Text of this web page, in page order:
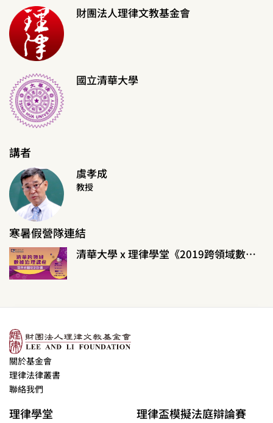
財團法人理律文教基金會
國立清華大學
講者
虞孝成
教授
寒暑假營隊連結
清華大學 x 理律學堂《2019跨領域數據治理課程》校園培訓計畫
關於基金會
理律法律叢書
聯絡我們
理律學堂 理律盃模擬法庭辯論賽